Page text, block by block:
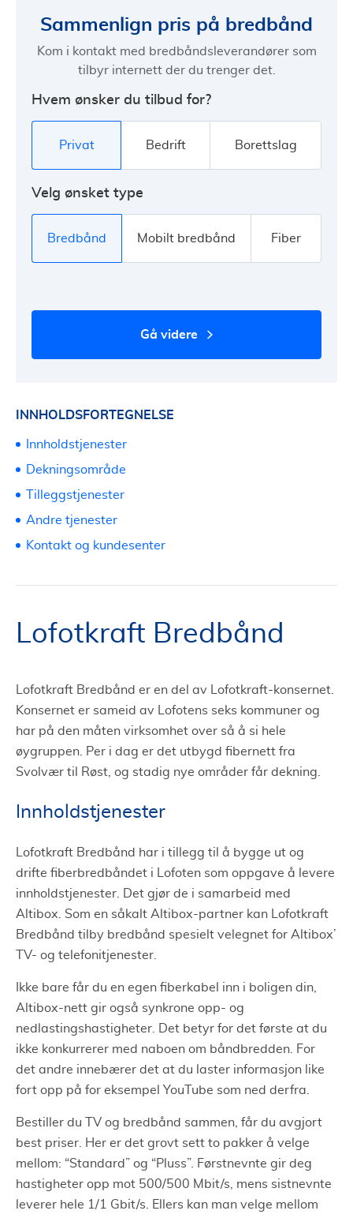
Lofotkraft Bredbånd
Lofotkraft Bredbånd er en del av Lofotkraft-konsernet.
Konsernet er sameid av Lofotens seks kommuner og
har på den måten virksomhet over så å si hele
øygruppen. Per i dag er det utbygd fibernett fra
Svolvær til Røst, og stadig nye områder får dekning.
Innholdstjenester
Lofotkraft Bredbånd har i tillegg til å bygge ut og
drifte fiberbredbåndet i Lofoten som oppgave å levere
innholdstjenester. Det gjør de i samarbeid med
Altibox. Som en såkalt Altibox-partner kan Lofotkraft
Bredbånd tilby bredbånd spesielt velegnet for Altibox’
TV- og telefonitjenester.
Ikke bare får du en egen fiberkabel inn i boligen din,
Altibox-nett gir også synkrone opp- og
nedlastingshastigheter. Det betyr for det første at du
ikke konkurrerer med naboen om båndbredden. For
det andre innebærer det at du laster informasjon like
fort opp på for eksempel YouTube som ned derfra.
Bestiller du TV og bredbånd sammen, får du avgjort
best priser. Her er det grovt sett to pakker å velge
mellom: “Standard” og “Pluss”. Førstnevnte gir deg
hastigheter opp mot 500/500 Mbit/s, mens sistnevnte
leverer hele 1/1 Gbit/s. Ellers kan man velge mellom
Sammenlign pris på bredbånd
Kom i kontakt med bredbåndsleverandører som
tilbyr internett der du trenger det.
Hvem ønsker du tilbud for?
Privat Bedrift Borettslag
Velg ønsket type
Bredbånd Mobilt bredbånd Fiber
gå videre
INNHOLDSFORTEGNELSE
Innholdstjenester
Dekningsområde
Tilleggstjenester
Andre tjenester
Kontakt og kundesenter